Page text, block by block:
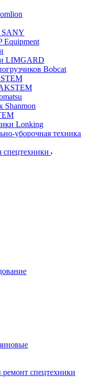
SANY
Equipment
LIMGARD
Bobcat
Shanmon
Lonking
уборочная техника
спецтехники
спецтехники